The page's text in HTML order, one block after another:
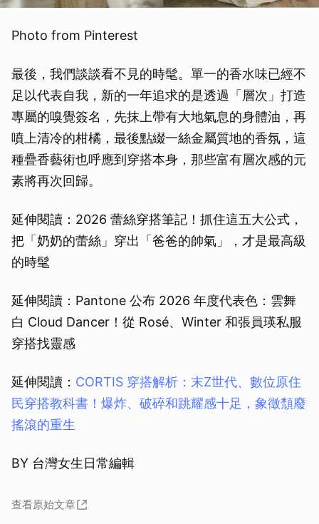
Photo from Pinterest
最後，我們談談看不見的時髦。單一的香水味已經不
足以代表自我，新的一年追求的是透過「層次」打造
專屬的嗅覺簽名，先抹上帶有大地氣息的身體油，再
噴上清冷的柑橘，最後點綴一絲金屬質地的香氛，這
種疊香藝術也呼應到穿搭本身，那些富有層次感的元
素將再次回歸。
延伸閱讀：2026 蕾絲穿搭筆記！抓住這五大公式，
把「奶奶的蕾絲」穿出「爸爸的帥氣」，才是最高級
的時髦
延伸閱讀：Pantone 公布 2026 年度代表色：雲舞
白 Cloud Dancer！從 Rosé、Winter 和張員瑛私服
穿搭找靈感
延伸閱讀： CORTIS 穿搭解析：末Z世代、數位原住
民穿搭教科書！爆炸、破碎和跳耀感十足，象徵頹廢
搖滾的重生
BY 台灣女生日常編輯
查看原始文章